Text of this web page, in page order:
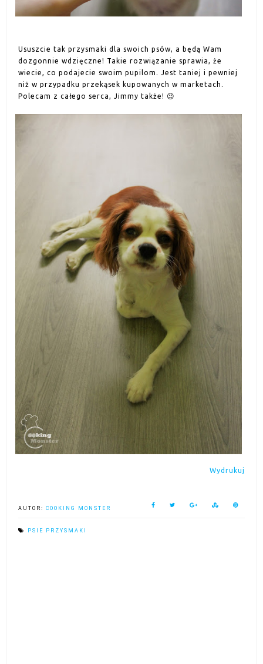
Ususzcie tak przysmaki dla swoich psów, a będą Wam
dozgonnie wdzięczne! Takie rozwiązanie sprawia, że
wiecie, co podajecie swoim pupilom. Jest taniej i pewniej
niż w przypadku przekąsek kupowanych w marketach.
Polecam z całego serca, Jimmy także! 😉
Wydrukuj
AUTOR: COOKING MONSTER
PSIE PRZYSMAKI